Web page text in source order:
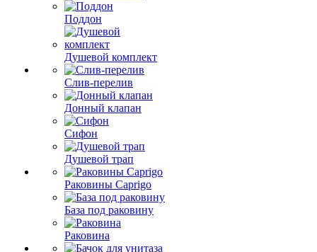
Поддон
Душевой комплект
Слив-перелив
Донный клапан
Сифон
Душевой трап
Раковины Caprigo
База под раковину
Раковина